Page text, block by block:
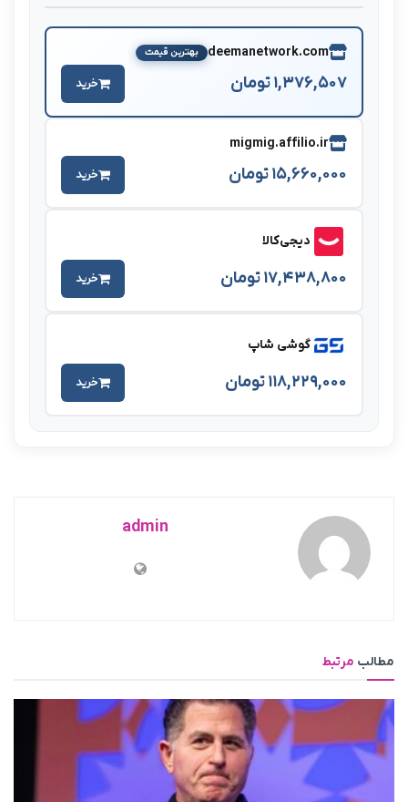
deemanetwork.com بهترین قیمت
1,376,507 تومان خرید
migmig.affilio.ir
15,660,000 تومان خرید
دیجی‌کالا
17,438,800 تومان خرید
گوشی شاپ
118,229,000 تومان خرید
admin
مطالب مرتبط